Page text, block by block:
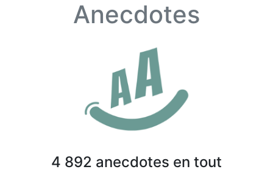
Anecdotes
4 892 anecdotes en tout